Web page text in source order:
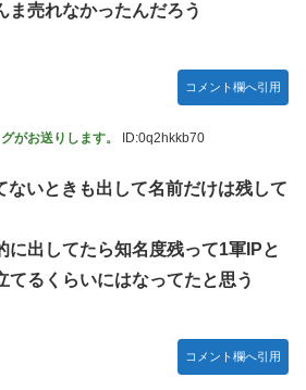
ま売れなかったんだろう
コメント欄へ引用
がお送りします。 ID:0q2hkkb70
ないときも出して名前だけは残して
に出してたら知名度残って1軍IPと
てるくらいにはなってたと思う
コメント欄へ引用